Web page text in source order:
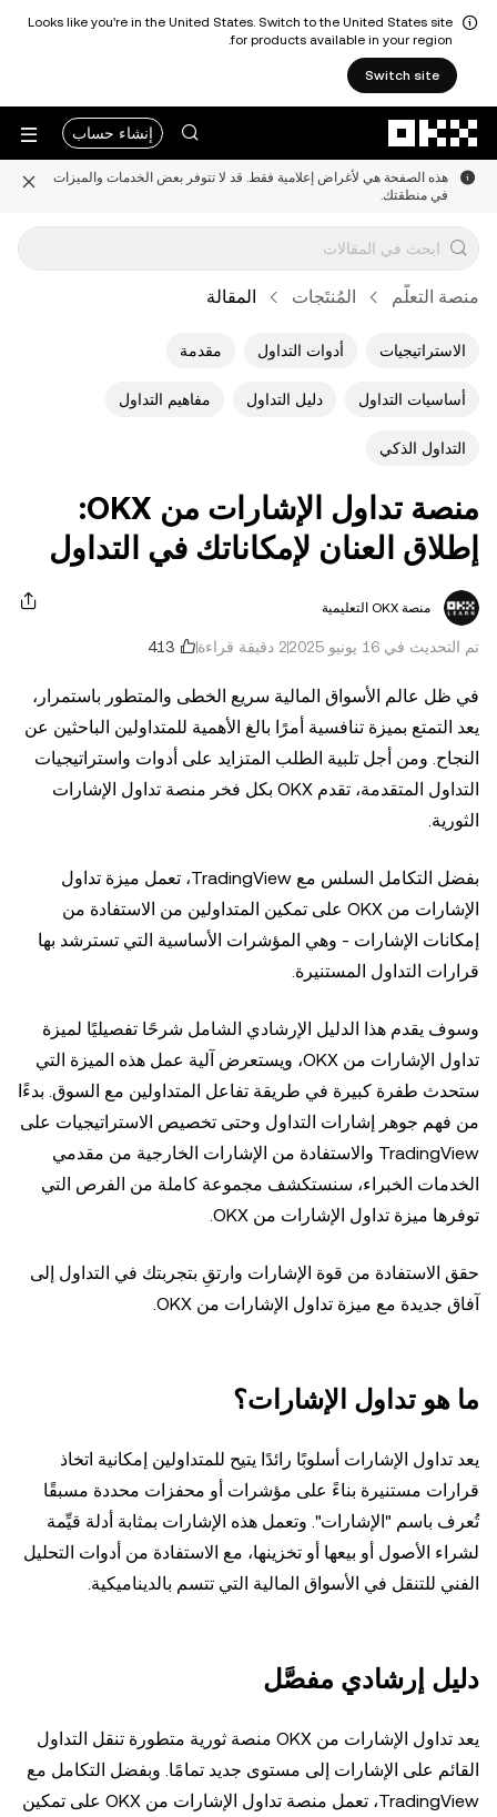
Looks like you're in the United States. Switch to the United States site
for products available in your region.
Switch site
إنشاء حساب
هذه الصفحة هي لأغراض إعلامية فقط. قد لا تتوفر بعض الخدمات والميزات
في منطقتك.
منصة التعلُّم المُنتَجات المقالة
الاستراتيجيات أدوات التداول مقدمة
أساسيات التداول دليل التداول مفاهيم التداول
التداول الذكي
منصة تداول الإشارات من OKX:
إطلاق العنان لإمكاناتك في التداول
منصة OKX التعليمية
تم التحديث في ‏16 يونيو 2025 2 دقيقة قراءة
في ظل عالم الأسواق المالية سريع الخطى والمتطور باستمرار،
يعد التمتع بميزة تنافسية أمرًا بالغ الأهمية للمتداولين الباحثين عن
النجاح. ومن أجل تلبية الطلب المتزايد على أدوات واستراتيجيات
التداول المتقدمة، تقدم OKX بكل فخر منصة تداول الإشارات
الثورية.
بفضل التكامل السلس مع TradingView، تعمل ميزة تداول
الإشارات من OKX على تمكين المتداولين من الاستفادة من
إمكانات الإشارات - وهي المؤشرات الأساسية التي تسترشد بها
قرارات التداول المستنيرة.
وسوف يقدم هذا الدليل الإرشادي الشامل شرحًا تفصيليًا لميزة
تداول الإشارات من OKX، ويستعرض آلية عمل هذه الميزة التي
ستحدث طفرة كبيرة في طريقة تفاعل المتداولين مع السوق. بدءًا
من فهم جوهر إشارات التداول وحتى تخصيص الاستراتيجيات على
TradingView والاستفادة من الإشارات الخارجية من مقدمي
الخدمات الخبراء، سنستكشف مجموعة كاملة من الفرص التي
توفرها ميزة تداول الإشارات من OKX.
حقق الاستفادة من قوة الإشارات وارتقِ بتجربتك في التداول إلى
آفاق جديدة مع ميزة تداول الإشارات من OKX.
ما هو تداول الإشارات؟
يعد تداول الإشارات أسلوبًا رائدًا يتيح للمتداولين إمكانية اتخاذ
قرارات مستنيرة بناءً على مؤشرات أو محفزات محددة مسبقًا
تُعرف باسم "الإشارات". وتعمل هذه الإشارات بمثابة أدلة قيِّمة
لشراء الأصول أو بيعها أو تخزينها، مع الاستفادة من أدوات التحليل
الفني للتنقل في الأسواق المالية التي تتسم بالديناميكية.
دليل إرشادي مفصَّل
يعد تداول الإشارات من OKX منصة ثورية متطورة تنقل التداول
القائم على الإشارات إلى مستوى جديد تمامًا. وبفضل التكامل مع
TradingView، تعمل منصة تداول الإشارات من OKX على تمكين